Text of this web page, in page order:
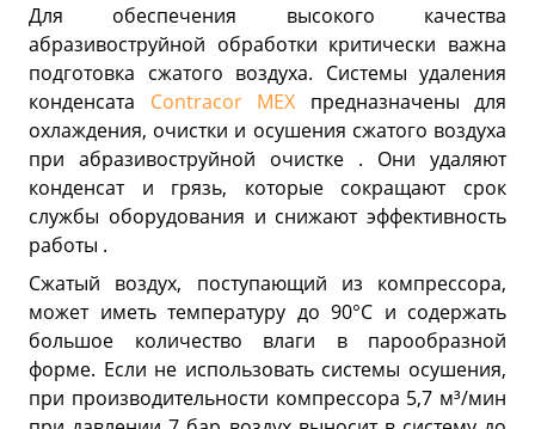
Для обеспечения высокого качества
абразивоструйной обработки критически важна
подготовка сжатого воздуха. Системы удаления
конденсата Contracor MEX предназначены для
охлаждения, очистки и осушения сжатого воздуха
при абразивоструйной очистке . Они удаляют
конденсат и грязь, которые сокращают срок
службы оборудования и снижают эффективность
работы .
Сжатый воздух, поступающий из компрессора,
может иметь температуру до 90°С и содержать
большое количество влаги в парообразной
форме. Если не использовать системы осушения,
при производительности компрессора 5,7 м³/мин